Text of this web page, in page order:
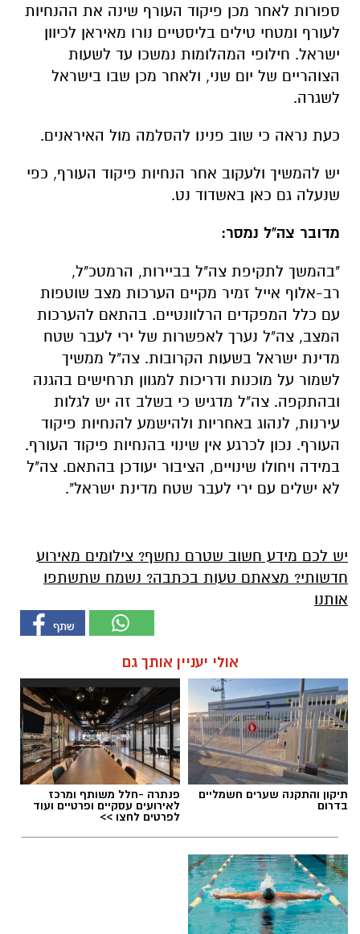
ספורות לאחר מכן פיקוד העורף שינה את ההנחיות
לעורף ומטחי טילים בליסטיים נורו מאיראן לכיוון
ישראל. חילופי המהלומות נמשכו עד לשעות
הצוהריים של יום שני, ולאחר מכן שבו בישראל
לשגרה.
כעת נראה כי שוב פנינו להסלמה מול האיראנים.
יש להמשיך ולעקוב אחר הנחיות פיקוד העורף, כפי
שנעלה גם כאן באשדוד נט.
מדובר צה"ל נמסר:
"בהמשך לתקיפת צה"ל בביירות, הרמטכ"ל,
רב-אלוף אייל זמיר מקיים הערכות מצב שוטפות
עם כלל המפקדים הרלוונטיים. בהתאם להערכות
המצב, צה"ל נערך לאפשרות של ירי לעבר שטח
מדינת ישראל בשעות הקרובות. צה"ל ממשיך
לשמור על מוכנות ודריכות למגוון תרחישים בהגנה
ובהתקפה. צה"ל מדגיש כי בשלב זה יש לגלות
עירנות, לנהוג באחריות ולהישמע להנחיות פיקוד
העורף. נכון לכרגע אין שינוי בהנחיות פיקוד העורף.
במידה ויחולו שינויים, הציבור יעודכן בהתאם. צה"ל
לא ישלים עם ירי לעבר שטח מדינת ישראל".
יש לכם מידע חשוב שטרם נחשף? צילומים מאירוע
חדשותי? מצאתם טעות בכתבה? נשמח שתשתפו
אותנו
אולי יעניין אותך גם
תיקון והתקנה שערים חשמליים
בדרום
פנתרה -חלל משותף ומרכז
לאירועים עסקיים ופרטיים ועוד
לפרטים לחצו >>